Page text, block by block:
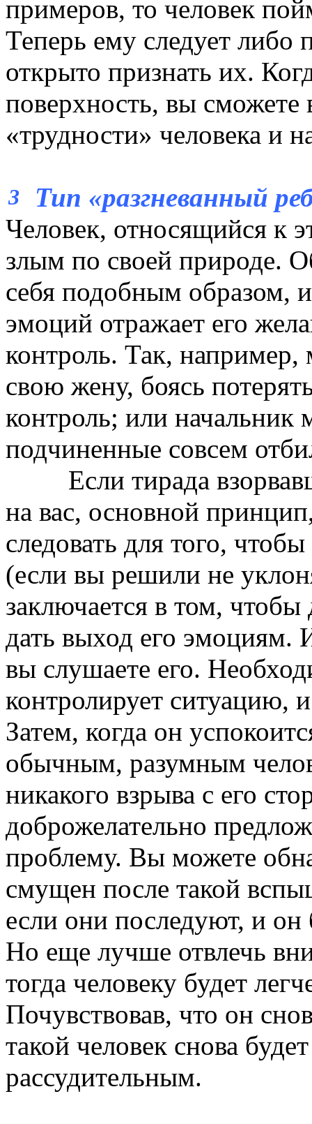
примеров, то человек
Теперь ему следует либо
открыто признать их.
поверхность, вы
«трудности» человека и
3
Тип «разгневанный
Человек, относящийся к
злым по своей природе.
себя подобным образом,
эмоций отражает его
контроль. Так, например,
свою жену, боясь
контроль; или начальник
подчиненные совсем
Если тирада
на вас, основной
следовать для того,
(если вы решили не
заключается в том, чтобы
дать выход его эмоциям.
вы слушаете его.
контролирует ситуацию,
Затем, когда он
обычным, разумным
никакого взрыва с его
доброжелательно
проблему. Вы можете
смущен после такой
если они последуют, и он
Но еще лучше отвлечь
тогда человеку будет
Почувствовав, что он
такой человек снова
рассудительным.